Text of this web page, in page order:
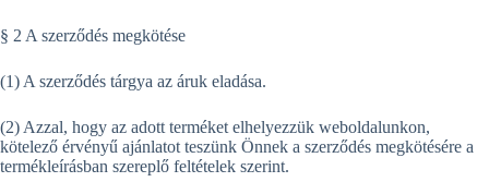
§ 2 A szerződés megkötése
(1) A szerződés tárgya az áruk eladása.
(2) Azzal, hogy az adott terméket elhelyezzük weboldalunkon,
kötelező érvényű ajánlatot teszünk Önnek a szerződés megkötésére a
termékleírásban szereplő feltételek szerint.